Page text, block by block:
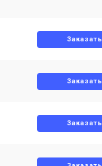
Заказать
Заказать
Заказать